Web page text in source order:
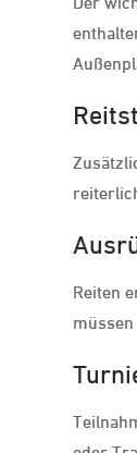
Reiten